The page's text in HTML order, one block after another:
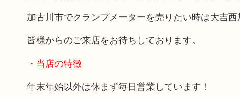
加古川市でクランプメーターを売りたい時は大吉
皆様からのご来店をお待ちしております。
・当店の特徴
年末年始以外は休まず毎日営業しています！